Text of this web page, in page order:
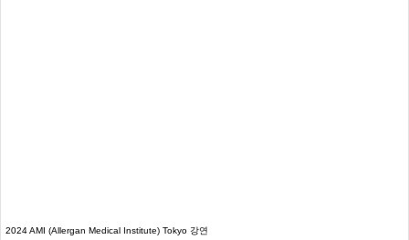
2024 AMI (Allergan Medical Institute) Tokyo 강연